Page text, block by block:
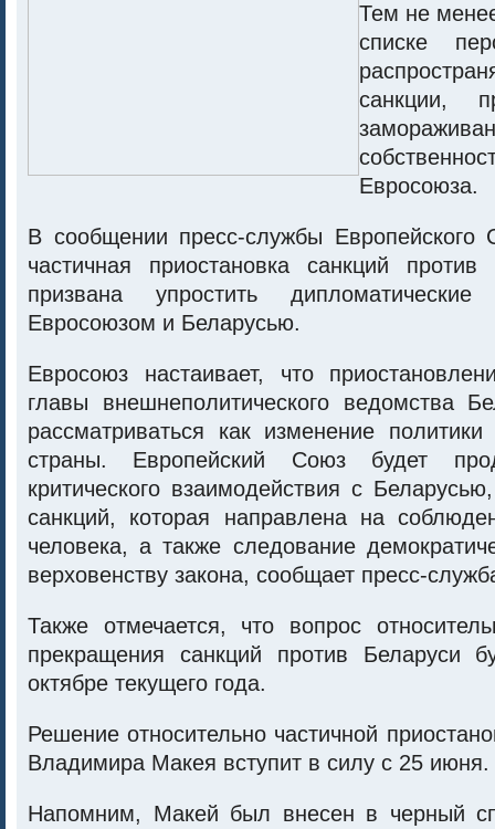
Тем не
списке
санкции,
Евросоюза.
В сообщении пресс-службы Европейского
частичная приостановка санкций
призвана упростить
Евросоюзом и Беларусью.
Евросоюз настаивает, что
главы внешнеполитического ведомства
рассматриваться как изменение
страны. Европейский Союз будет
критического взаимодействия с
санкций, которая направлена на
человека, а также следование
верховенству закона, сообщает пресс-
Также отмечается, что вопрос
прекращения санкций против Беларуси
октябре текущего года.
Решение относительно частичной
Владимира Макея вступит в силу с 25 июня.
Напомним, Макей был внесен в черный